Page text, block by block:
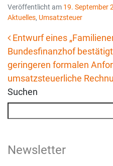
Veröffentlicht am 19. September
Aktuelles, Umsatzsteuer
Beitrags-
Entwurf eines
Bundesfinanzhof
geringeren formalen
umsatzsteuerliche
Suchen
Newsletter